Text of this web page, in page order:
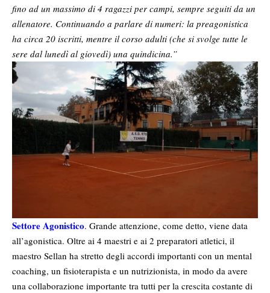
fino ad un massimo di 4 ragazzi per campi, sempre seguiti da un
allenatore. Continuando a parlare di numeri: la preagonistica
ha circa 20 iscritti, mentre il corso adulti (che si svolge tutte le
sere dal lunedì al giovedì) una quindicina.”
Settore Agonistico. Grande attenzione, come detto, viene data
all’agonistica. Oltre ai 4 maestri e ai 2 preparatori atletici, il
maestro Sellan ha stretto degli accordi importanti con un mental
coaching, un fisioterapista e un nutrizionista, in modo da avere
una collaborazione importante tra tutti per la crescita costante di